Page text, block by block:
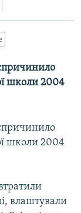
школи 2004
школи 2004
влаштували